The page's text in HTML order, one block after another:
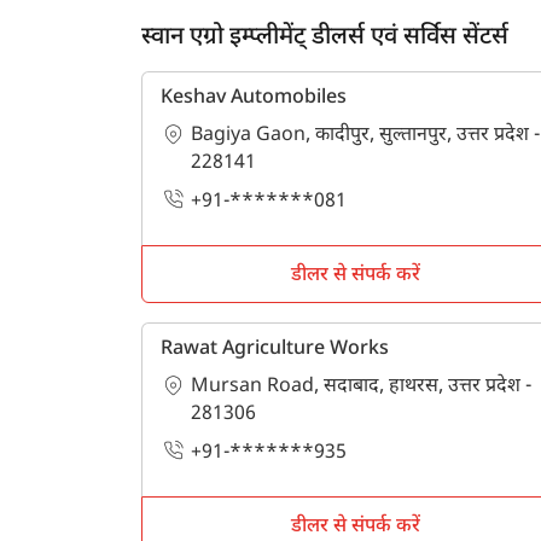
स्वान एग्रो इम्प्लीमेंट् डीलर्स एवं सर्विस सेंटर्स
Keshav Automobiles
Bagiya Gaon, कादीपुर, सुल्तानपुर, उत्तर प्रदेश -
228141
+91-*******081
डीलर से संपर्क करें
Rawat Agriculture Works
Mursan Road, सदाबाद, हाथरस, उत्तर प्रदेश -
281306
+91-*******935
डीलर से संपर्क करें